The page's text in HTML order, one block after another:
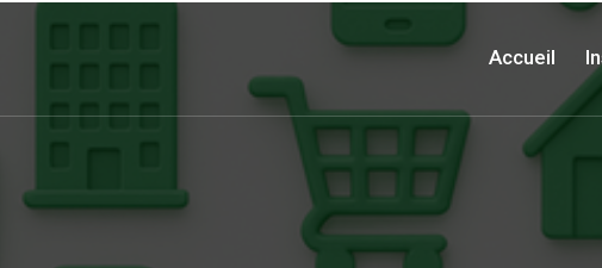
Accueil